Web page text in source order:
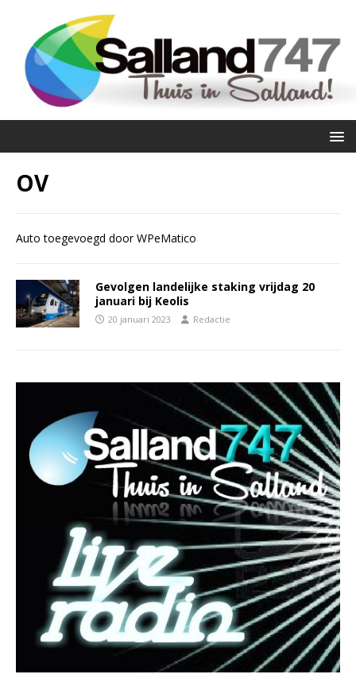
OV
Auto toegevoegd door WPeMatico
Gevolgen landelijke staking vrijdag 20
januari bij Keolis
20 januari 2023 Redactie